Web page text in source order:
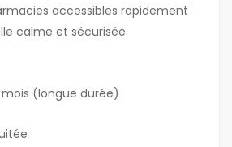
accessibles rapidement
calme et sécurisée
mois (longue durée)